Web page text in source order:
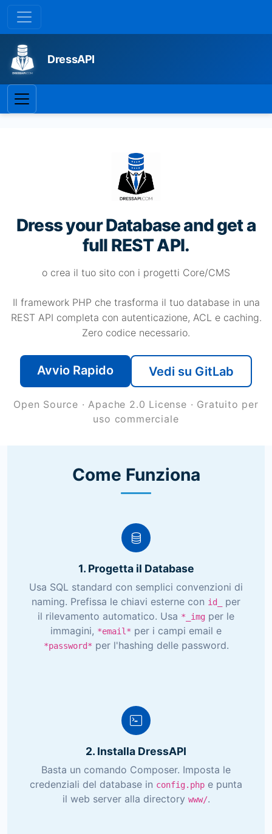
DressAPI
Dress your Database and get a
full REST API.
o crea il tuo sito con i progetti Core/CMS
Il framework PHP che trasforma il tuo database in una
REST API completa con autenticazione, ACL e caching.
Zero codice necessario.
Avvio Rapido Vedi su GitLab
Open Source · Apache 2.0 License · Gratuito per
uso commerciale
Come Funziona
1. Progetta il Database
Usa SQL standard con semplici convenzioni di
naming. Prefissa le chiavi esterne con id_
per
il rilevamento automatico. Usa *_img per le
immagini, *email* per i campi email e
*password* per l'hashing delle password.
2. Installa DressAPI
Basta un comando Composer. Imposta le
credenziali del database in config.php e punta
il web server alla directory www/.